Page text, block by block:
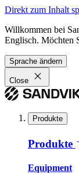
Direkt zum Inhalt
Willkommen bei
Englisch. Möchten
Sprache ändern
Close
Produkte
Produkte
Equipment